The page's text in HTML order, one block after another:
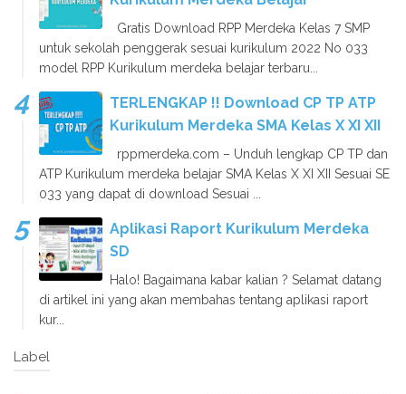
Gratis Download RPP Merdeka Kelas 7 SMP
untuk sekolah penggerak sesuai kurikulum 2022 No 033
model RPP Kurikulum merdeka belajar terbaru...
TERLENGKAP !! Download CP TP ATP
Kurikulum Merdeka SMA Kelas X XI XII
rppmerdeka.com – Unduh lengkap CP TP dan
ATP Kurikulum merdeka belajar SMA Kelas X XI XII Sesuai SE
033 yang dapat di download Sesuai ...
Aplikasi Raport Kurikulum Merdeka
SD
Halo! Bagaimana kabar kalian ? Selamat datang
di artikel ini yang akan membahas tentang aplikasi raport
kur...
Label